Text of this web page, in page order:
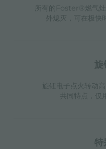
所有的Foster®燃气灶
外熄灭，可在极快
旋钮电子点火转动
共同特点，仅